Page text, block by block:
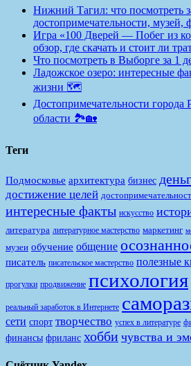
Нижний Тагил: что посмотреть
достопримечательности, музей,
Игра «100 Дверей — Побег из
обзор, где скачать и стоит ли
Что посмотреть в Выборге за 1
Ладожское озеро: интересные
жизни 🗺️
Достопримечательности города
области 🏞️🏡
Теги
Подмосковье архитектура бизнес
достижение целей
интересные факты искусство
литература литературное мастерство маркетинг
музеи обучение общение
писатель писательское мастерство полезные
прогулки продвижение психология
реальный заработок в Интернете
сети спорт творчество успех в литературе
финансы фриланс хобби чувства и